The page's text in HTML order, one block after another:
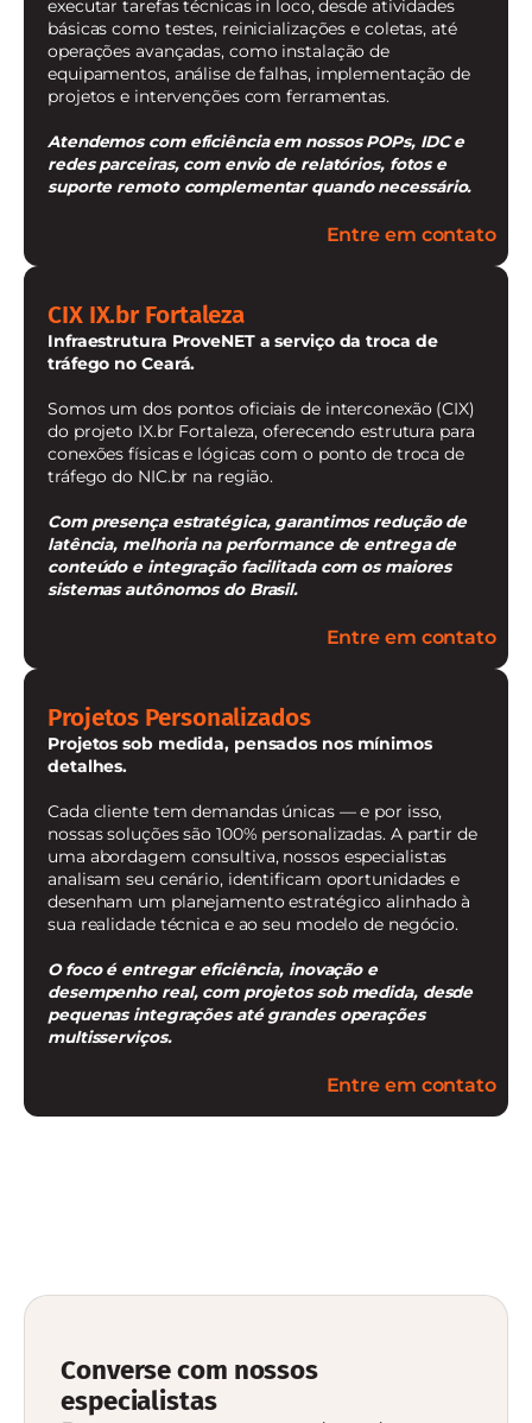
executar tarefas técnicas in loco, desde atividades
básicas como testes, reinicializações e coletas, até
operações avançadas, como instalação de
equipamentos, análise de falhas, implementação de
projetos e intervenções com ferramentas.
Atendemos com eficiência em nossos POPs, IDC e
redes parceiras, com envio de relatórios, fotos e
suporte remoto complementar quando necessário.
Entre em contato
CIX IX.br Fortaleza
Infraestrutura ProveNET a serviço da troca de
tráfego no Ceará.
Somos um dos pontos oficiais de interconexão (CIX)
do projeto IX.br Fortaleza, oferecendo estrutura para
conexões físicas e lógicas com o ponto de troca de
tráfego do NIC.br na região.
Com presença estratégica, garantimos redução de
latência, melhoria na performance de entrega de
conteúdo e integração facilitada com os maiores
sistemas autônomos do Brasil.
Entre em contato
Projetos Personalizados
Projetos sob medida, pensados nos mínimos
detalhes.
Cada cliente tem demandas únicas — e por isso,
nossas soluções são 100% personalizadas. A partir de
uma abordagem consultiva, nossos especialistas
analisam seu cenário, identificam oportunidades e
desenham um planejamento estratégico alinhado à
sua realidade técnica e ao seu modelo de negócio.
O foco é entregar eficiência, inovação e
desempenho real, com projetos sob medida, desde
pequenas integrações até grandes operações
multisserviços.
Entre em contato
Converse com nossos
especialistas